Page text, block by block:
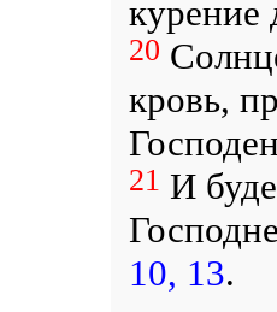
курение
20
кровь,
21 И
10, 13.